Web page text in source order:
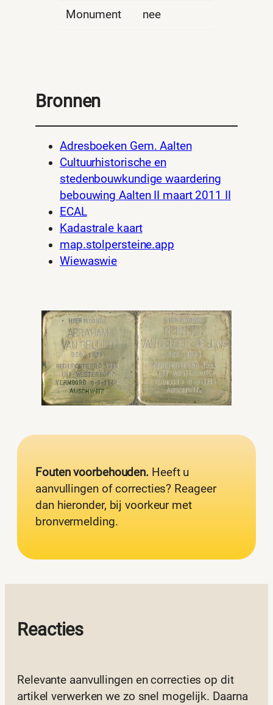
Monument nee
Bronnen
Adresboeken Gem. Aalten
Cultuurhistorische en
stedenbouwkundige waardering
bebouwing Aalten II maart 2011 II
ECAL
Kadastrale kaart
map.stolpersteine.app
Wiewaswie
Fouten voorbehouden. Heeft u
aanvullingen of correcties? Reageer
dan hieronder, bij voorkeur met
bronvermelding.
Reacties
Relevante aanvullingen en correcties op dit
artikel verwerken we zo snel mogelijk. Daarna